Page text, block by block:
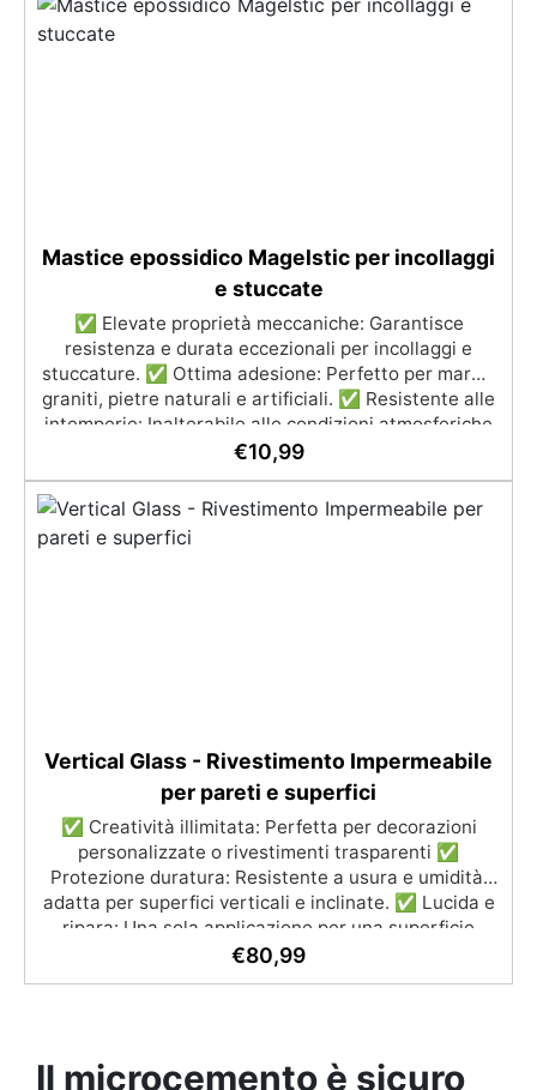
manutenzione: Monocomponente, si applica
facilmente e garantisce una pulizia semplice e
Mastice epossidico Magelstic per incollaggi
e stuccate
✅ Elevate proprietà meccaniche: Garantisce
resistenza e durata eccezionali per incollaggi e
stuccature. ✅ Ottima adesione: Perfetto per marmi,
graniti, pietre naturali e artificiali. ✅ Resistente alle
intemperie: Inalterabile alle condizioni atmosferiche
e resistente agli UV. ✅ Applicazioni verticali: Ideale
✅ Facile da usare: Miscelazione semplice con
rapporto 100:50 per risultati ottimali.
€10,99
Vertical Glass - Rivestimento Impermeabile
per pareti e superfici
✅ Creatività illimitata: Perfetta per decorazioni
personalizzate o rivestimenti trasparenti ✅
Protezione duratura: Resistente a usura e umidità,
adatta per superfici verticali e inclinate. ✅ Lucida e
ripara: Una sola applicazione per una superficie
brillante, liscia e protetta dalle infiltrazioni ✅
spessore) La confezione contiene: Vertical Glass A 2
€80,99
Il microcemento è sicuro